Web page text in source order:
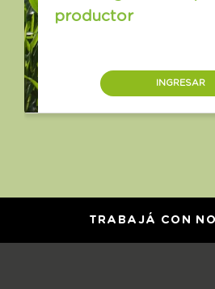
productor
INGRESAR
TRABAJÁ CON